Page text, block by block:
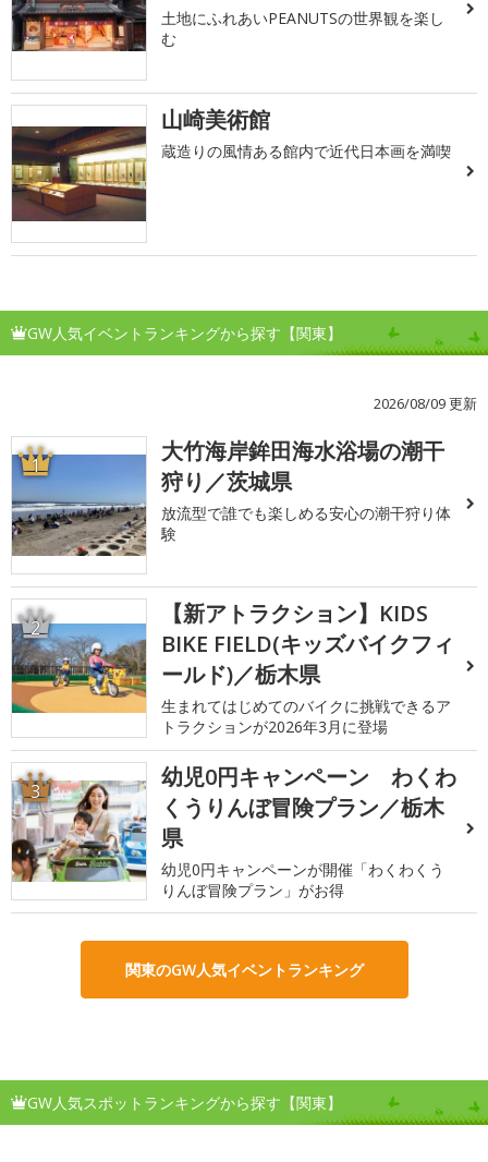
土地にふれあいPEANUTSの世界観を楽し
む
山崎美術館
蔵造りの風情ある館内で近代日本画を満喫
GW人気イベントランキングから探す【関東】
2026/08/09 更新
1
大竹海岸鉾田海水浴場の潮干
狩り／茨城県
放流型で誰でも楽しめる安心の潮干狩り体
験
2
【新アトラクション】KIDS
BIKE FIELD(キッズバイクフィ
ールド)／栃木県
生まれてはじめてのバイクに挑戦できるア
トラクションが2026年3月に登場
3
幼児0円キャンペーン わくわ
くうりんぼ冒険プラン／栃木
県
幼児0円キャンペーンが開催「わくわくう
りんぼ冒険プラン」がお得
関東のGW人気イベントランキング
GW人気スポットランキングから探す【関東】